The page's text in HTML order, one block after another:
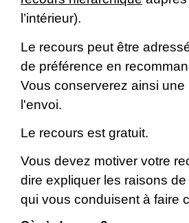
l’intérieur).
Le recours peut être
de préférence en
Vous conserverez ainsi une
l'envoi.
Le recours est gratuit.
Vous devez motiver votre
dire expliquer les raisons
qui vous conduisent à faire